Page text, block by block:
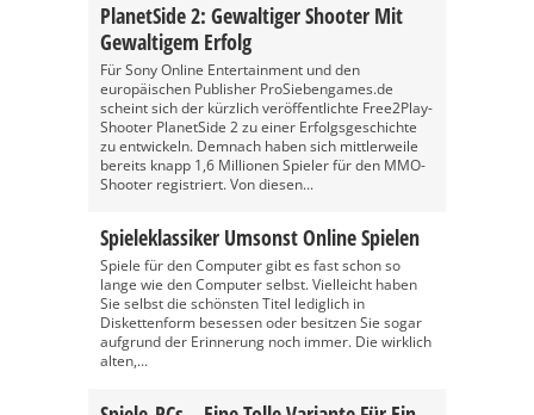
PlanetSide 2: Gewaltiger Shooter Mit
Gewaltigem Erfolg
Für Sony Online Entertainment und den
europäischen Publisher ProSiebengames.de
scheint sich der kürzlich veröffentlichte Free2Play-
Shooter PlanetSide 2 zu einer Erfolgsgeschichte
zu entwickeln. Demnach haben sich mittlerweile
bereits knapp 1,6 Millionen Spieler für den MMO-
Shooter registriert. Von diesen...
Spieleklassiker Umsonst Online Spielen
Spiele für den Computer gibt es fast schon so
lange wie den Computer selbst. Vielleicht haben
Sie selbst die schönsten Titel lediglich in
Diskettenform besessen oder besitzen Sie sogar
aufgrund der Erinnerung noch immer. Die wirklich
alten,...